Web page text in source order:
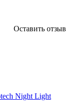
Оставить отзыв